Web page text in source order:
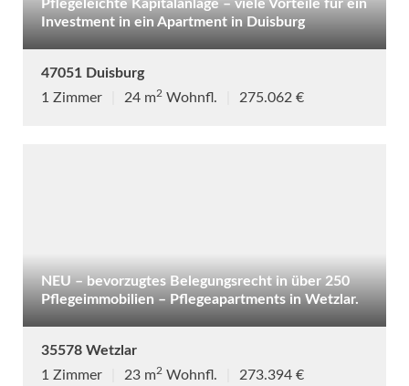
Pflegeleichte Kapitalanlage – viele Vorteile für ein
Investment in ein Apartment in Duisburg
47051 Duisburg
1 Zimmer
24 m2 Wohnfl. 275.062 €
NEU – bevorzugtes Belegungsrecht in über 250
Pflegeimmobilien – Pflegeapartments in Wetzlar.
35578 Wetzlar
1 Zimmer
23 m2 Wohnfl. 273.394 €